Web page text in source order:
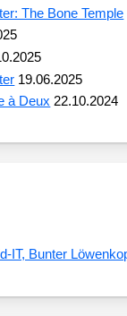
The Bone Temple
19.06.2025
à Deux 22.10.2024